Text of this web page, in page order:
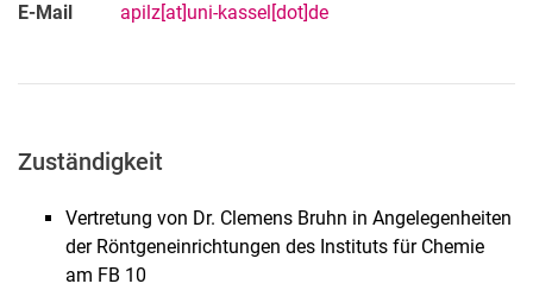
E-Mail
apilz[at]uni-kassel[dot]de
Zuständigkeit
Vertretung von Dr. Clemens Bruhn in Angelegenheiten
der Röntgeneinrichtungen des Instituts für Chemie
am FB 10